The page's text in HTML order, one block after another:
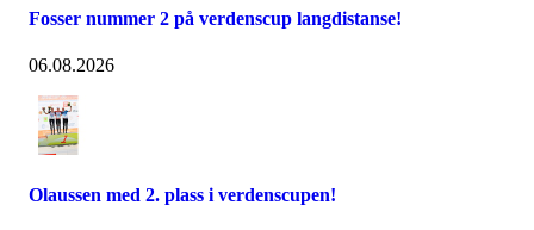
Fosser nummer 2 på verdenscup langdistanse!
06.08.2026
Olaussen med 2. plass i verdenscupen!